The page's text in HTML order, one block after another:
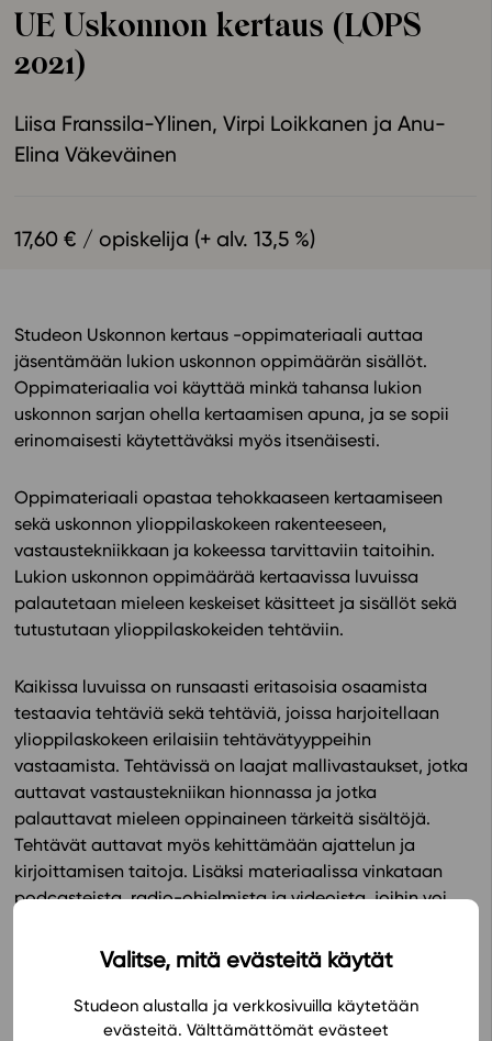
Valitse, mitä evästeitä käytät
Studeon alustalla ja verkkosivuilla käytetään
evästeitä. Välttämättömät evästeet
Ominaisuudet
Tapahtumakalenteri
Yhteisö
Suosittelut
Oppikirjailijat
Eettiset periaatteet tekoälyn käyttöön
Tilaa uutiskirje
Ota yhteyttä
In English
UE Uskonnon kertaus (LOPS
2021)
Liisa Franssila-Ylinen Virpi Loikkanen
Anu-
Elina Väkeväinen
17,60 € / opiskelija (+ alv. 13,5 %)
Studeon Uskonnon kertaus -oppimateriaali auttaa
jäsentämään lukion uskonnon oppimäärän sisällöt.
Oppimateriaalia voi käyttää minkä tahansa lukion
uskonnon sarjan ohella kertaamisen apuna, ja se sopii
erinomaisesti käytettäväksi myös itsenäisesti.
Oppimateriaali opastaa tehokkaaseen kertaamiseen
sekä uskonnon ylioppilaskokeen rakenteeseen,
vastaustekniikkaan ja kokeessa tarvittaviin taitoihin.
Lukion uskonnon oppimäärää kertaavissa luvuissa
palautetaan mieleen keskeiset käsitteet ja sisällöt sekä
tutustutaan ylioppilaskokeiden tehtäviin.
Kaikissa luvuissa on runsaasti eritasoisia osaamista
testaavia tehtäviä sekä tehtäviä, joissa harjoitellaan
ylioppilaskokeen erilaisiin tehtävätyyppeihin
vastaamista. Tehtävissä on laajat mallivastaukset, jotka
auttavat vastaustekniikan hionnassa ja jotka
palauttavat mieleen oppinaineen tärkeitä sisältöjä.
Tehtävät auttavat myös kehittämään ajattelun ja
kirjoittamisen taitoja. Lisäksi materiaalissa vinkataan
podcasteista, radio-ohjelmista ja videoista, joihin voi